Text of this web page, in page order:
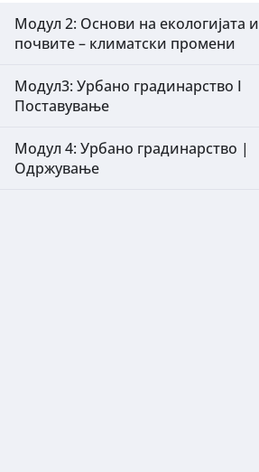
Модул 2: Основи на екологијата и
почвите – климатски промени
Модул3: Урбано градинарство I
Поставување
Модул 4: Урбано градинарство |
Одржување